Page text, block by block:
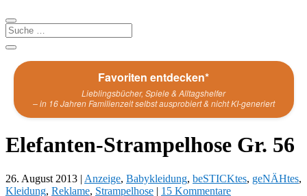
Favoriten entdecken*
Lieblingsbücher, Spiele & Alltagshelfer
– in 16 Jahren Familienzeit selbst ausprobiert & nicht KI-generiert
Elefanten-Strampelhose Gr. 56
26. August 2013 | Anzeige, Babykleidung, beSTICKtes, geNÄHtes,
Kleidung, Reklame, Strampelhose | 15 Kommentare